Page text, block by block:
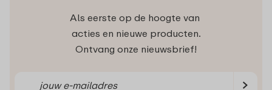
Als eerste op de hoogte van
acties en nieuwe producten.
Ontvang onze nieuwsbrief!